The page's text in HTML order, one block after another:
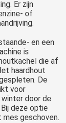
Er zijn
of
en een
is
die af
haardhout
De
voor
door de
Bij deze optie
geschoven.